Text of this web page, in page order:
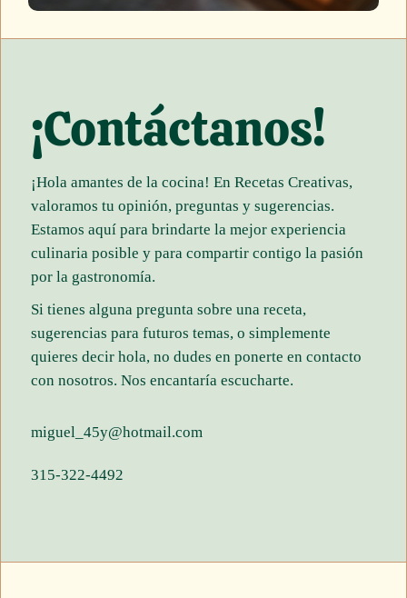
¡Contáctanos!
¡Hola amantes de la cocina! En Recetas Creativas,
valoramos tu opinión, preguntas y sugerencias.
Estamos aquí para brindarte la mejor experiencia
culinaria posible y para compartir contigo la pasión
por la gastronomía.
Si tienes alguna pregunta sobre una receta,
sugerencias para futuros temas, o simplemente
quieres decir hola, no dudes en ponerte en contacto
con nosotros. Nos encantaría escucharte.
miguel_45y@hotmail.com
315-322-4492